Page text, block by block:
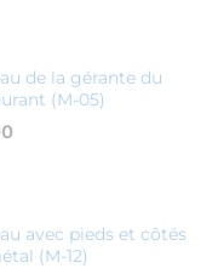
de la gérante du
(M-05)
avec pieds et côtés
(M-12)